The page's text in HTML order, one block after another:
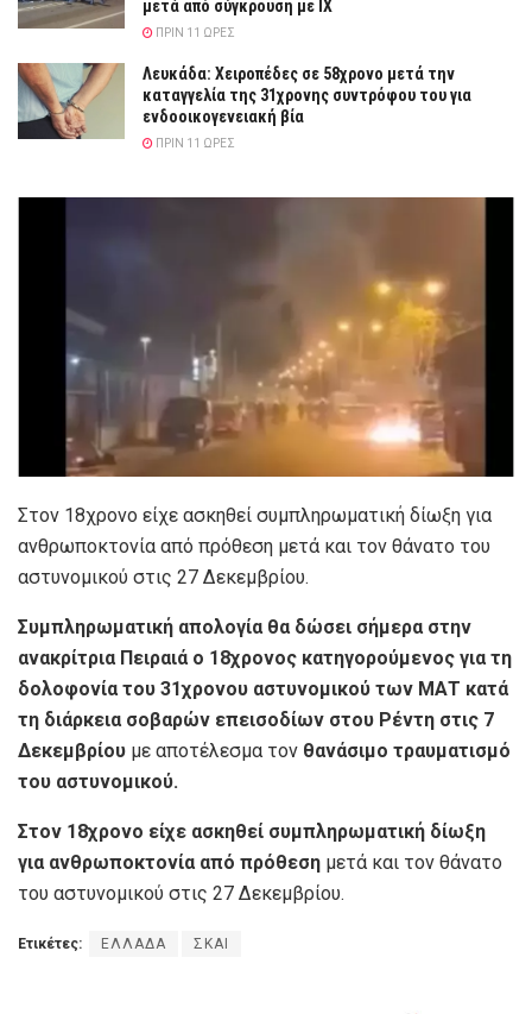
μετά από σύγκρουση με ΙΧ
ΠΡΙΝ 11 ΏΡΕΣ
Λευκάδα: Χειροπέδες σε 58χρονο μετά την
καταγγελία της 31χρονης συντρόφου του για
ενδοοικογενειακή βία
ΠΡΙΝ 11 ΏΡΕΣ
Στον 18χρονο είχε ασκηθεί συμπληρωματική δίωξη για
ανθρωποκτονία από πρόθεση μετά και τον θάνατο του
αστυνομικού στις 27 Δεκεμβρίου.
Συμπληρωματική απολογία θα δώσει σήμερα στην
ανακρίτρια Πειραιά ο 18χρονος κατηγορούμενος για τη
δολοφονία του 31χρονου αστυνομικού των ΜΑΤ κατά
τη διάρκεια σοβαρών επεισοδίων στου Ρέντη στις 7
Δεκεμβρίου με αποτέλεσμα τον θανάσιμο τραυματισμό
του αστυνομικού.
Στον 18χρονο είχε ασκηθεί συμπληρωματική δίωξη
για ανθρωποκτονία από πρόθεση μετά και τον θάνατο
του αστυνομικού στις 27 Δεκεμβρίου.
Ετικέτες: ΕΛΛΑΔΑ ΣΚΑΙ